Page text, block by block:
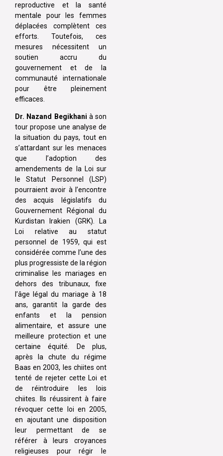
reproductive et la santé
mentale pour les femmes
déplacées complètent ces
efforts. Toutefois, ces
mesures nécessitent un
soutien accru du
gouvernement et de la
communauté internationale
pour être pleinement
efficaces.
Dr. Nazand Begikhani à son
tour propose une analyse de
la situation du pays, tout en
s’attardant sur les menaces
que l’adoption des
amendements de la Loi sur
le Statut Personnel (LSP)
pourraient avoir à l’encontre
des acquis législatifs du
Gouvernement Régional du
Kurdistan Irakien (GRK). La
Loi relative au statut
personnel de 1959, qui est
considérée comme l’une des
plus progressiste de la région
criminalise les mariages en
dehors des tribunaux, fixe
l’âge légal du mariage à 18
ans, garantit la garde des
enfants et la pension
alimentaire, et assure une
meilleure protection et une
certaine équité. De plus,
après la chute du régime
Baas en 2003, les chiites ont
tenté de rejeter cette Loi et
de réintroduire les lois
chiites. Ils réussirent à faire
révoquer cette loi en 2005,
en ajoutant une disposition
leur permettant de se
référer à leurs croyances
religieuses pour régir le